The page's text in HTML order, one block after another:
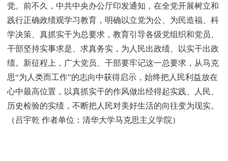
觉。前不久，中共中央办公厅印发通知，在全党开展树立和
践行正确政绩观学习教育，明确以立党为公、为民造福、科
学决策、真抓实干为总要求，教育引导各级党组织和党员、
干部坚持实事求是、求真务实，为人民出政绩、以实干出政
绩。新征程上，广大党员、干部要牢记这一总要求，从马克
思“为人类而工作”的志向中获得启示，始终把人民利益放在
心中最高位置，以真抓实干的作风做出经得起实践、人民、
历史检验的实绩，不断把人民对美好生活的向往变为现实。
（吕宇乾 作者单位：清华大学马克思主义学院）